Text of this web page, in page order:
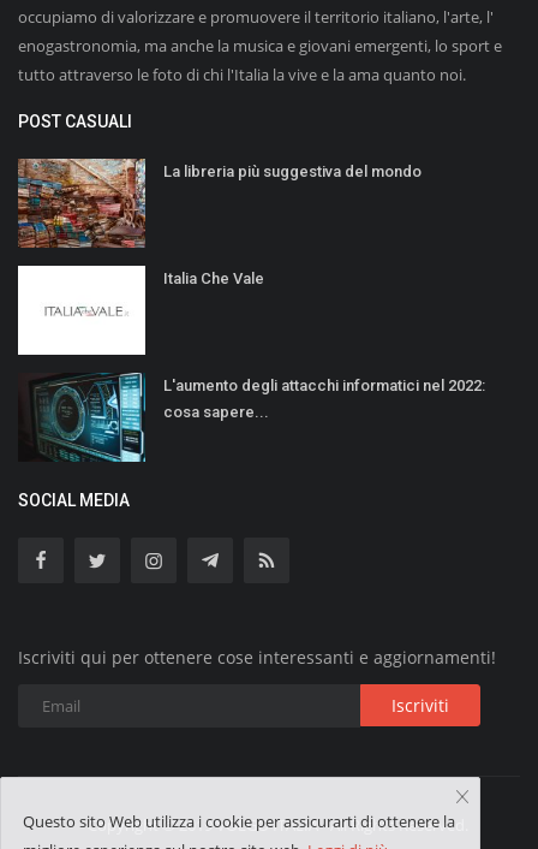
occupiamo di valorizzare e promuovere il territorio italiano, l'arte, l'
enogastronomia, ma anche la musica e giovani emergenti, lo sport e
tutto attraverso le foto di chi l'Italia la vive e la ama quanto noi.
POST CASUALI
La libreria più suggestiva del mondo
Italia Che Vale
L'aumento degli attacchi informatici nel 2022:
cosa sapere...
SOCIAL MEDIA
Iscriviti qui per ottenere cose interessanti e aggiornamenti!
Iscriviti
Copyright © 2019 VOLGO ITALIA - All Rights Reserved.
Questo sito Web utilizza i cookie per assicurarti di ottenere la